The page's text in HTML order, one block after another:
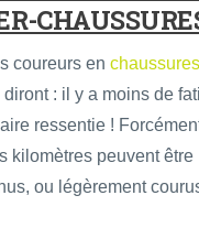
coureurs en
: il y a moins de
ressentie !
kilomètres peuvent être
ou légèrement